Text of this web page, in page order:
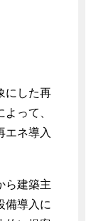
にした再
って、
エネ導入
ら建築主
備導入に